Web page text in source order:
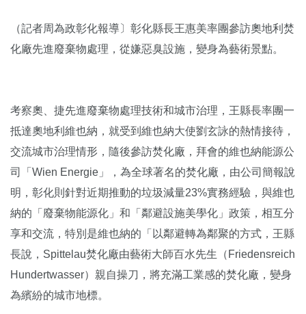
（記者周為政彰化報導〕彰化縣長王惠美率團參訪奧地利焚
化廠先進廢棄物處理，從嫌惡臭設施，變身為藝術景點。
考察奧、捷先進廢棄物處理技術和城市治理，王縣長率團一
抵達奧地利維也納，就受到維也納大使劉玄詠的熱情接待，
交流城市治理情形，隨後參訪焚化廠，拜會的維也納能源公
司「Wien Energie」，為全球著名的焚化廠，由公司簡報說
明，彰化則針對近期推動的垃圾減量23%實務經驗，與維也
納的「廢棄物能源化」和「鄰避設施美學化」政策，相互分
享和交流，特別是維也納的「以鄰避轉為鄰聚的方式，王縣
長說，Spittelau焚化廠由藝術大師百水先生（Friedensreich
Hundertwasser）親自操刀，將充滿工業感的焚化廠，變身
為繽紛的城市地標。